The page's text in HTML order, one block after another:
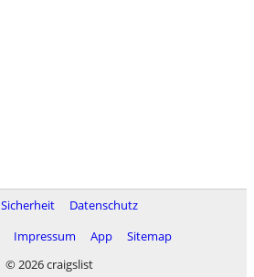
Sicherheit
Datenschutz
Impressum App
Sitemap
© 2026 craigslist